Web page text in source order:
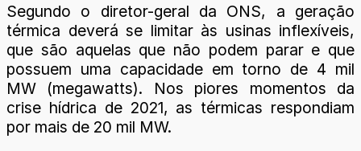
Segundo o diretor-geral da ONS, a geração
térmica deverá se limitar às usinas inflexíveis,
que são aquelas que não podem parar e que
possuem uma capacidade em torno de 4 mil
MW (megawatts). Nos piores momentos da
crise hídrica de 2021, as térmicas respondiam
por mais de 20 mil MW.